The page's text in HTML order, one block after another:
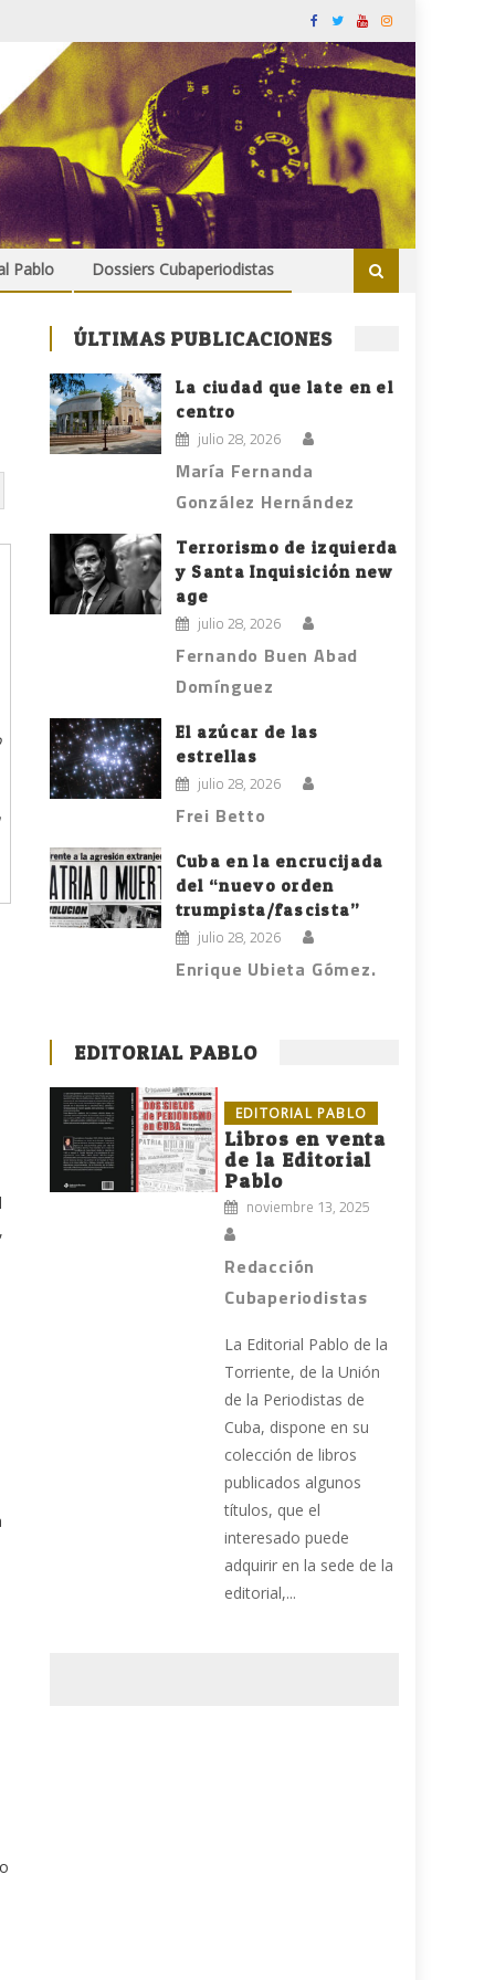
Pablo Dossiers Cubaperiodistas
ÚLTIMAS PUBLICACIONES
La ciudad que late en el
centro
julio 28, 2026
María Fernanda
González Hernández
Terrorismo de izquierda
y Santa Inquisición new
age
julio 28, 2026
Fernando Buen Abad
Domínguez
El azúcar de las
estrellas
julio 28, 2026
Frei Betto
Cuba en la encrucijada
del “nuevo orden
trumpista/fascista”
julio 28, 2026
Enrique Ubieta Gómez.
EDITORIAL PABLO
EDITORIAL PABLO
Libros en venta
de la Editorial
Pablo
noviembre 13, 2025
Redacción
Cubaperiodistas
La Editorial Pablo de la
Torriente, de la Unión
de la Periodistas de
Cuba, dispone en su
colección de libros
publicados algunos
títulos, que el
interesado puede
adquirir en la sede de la
editorial,...